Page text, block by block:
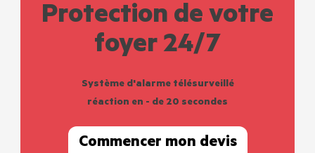
Protection de votre
foyer 24/7
Système d'alarme télésurveillé
réaction en - de 20 secondes
Commencer mon devis